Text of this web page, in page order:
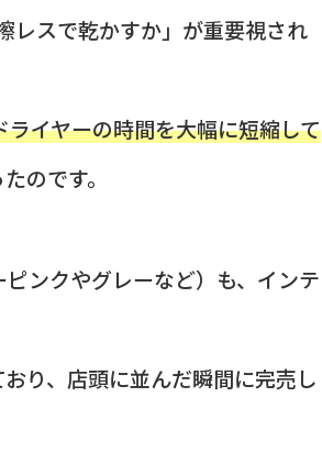
レスで乾かすか」が重要視され
ライヤーの時間を大幅に短縮して
のです。
ンクやグレーなど）も、インテ
り、店頭に並んだ瞬間に完売し